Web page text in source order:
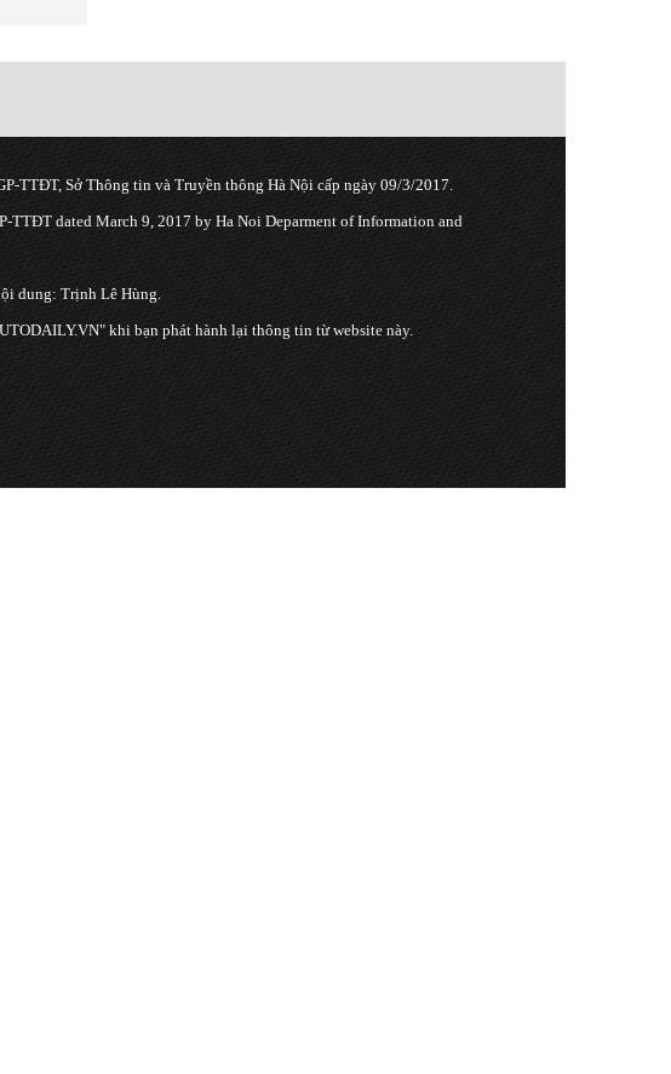
TTĐT, Sở Thông tin và Truyền thông Hà Nội cấp ngày 09/3/2017.
TTĐT dated March 9, 2017 by Ha Noi Deparment of Information and
dung: Trịnh Lê Hùng.
khi bạn phát hành lại thông tin từ website này.